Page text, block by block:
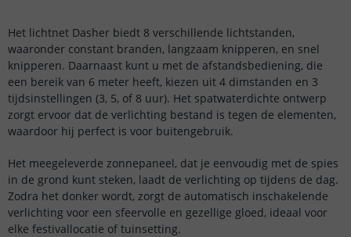
Het lichtnet Dasher biedt 8 verschillende lichtstanden,
waaronder constant branden, langzaam knipperen, en snel
knipperen. Daarnaast kunt u met de afstandsbediening, die
een bereik van 6 meter heeft, kiezen uit 4 dimstanden en 3
tijdsinstellingen (3, 5, of 8 uur). Het spatwaterdichte ontwerp
zorgt ervoor dat de verlichting bestand is tegen de elementen,
waardoor hij perfect is voor buitengebruik.
Het meegeleverde zonnepaneel, dat je eenvoudig met de spies
in de grond kunt steken, laadt de verlichting op tijdens de dag.
Zodra het donker wordt, zorgt de automatisch inschakelende
verlichting voor een sfeervolle en gezellige gloed, ideaal voor
elke festivallocatie of tuinsetting.